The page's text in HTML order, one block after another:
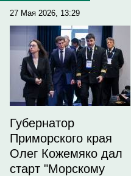
27 Мая 2026, 13:29
Губернатор
Приморского края
Олег Кожемяко дал
старт "Морскому